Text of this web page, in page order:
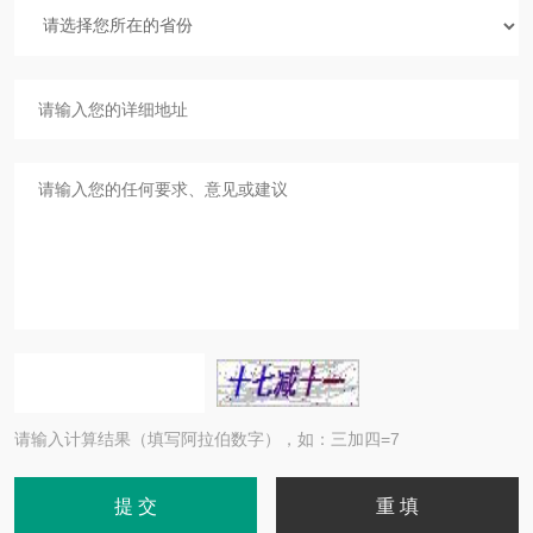
请输入计算结果（填写阿拉伯数字），如：三加四=7